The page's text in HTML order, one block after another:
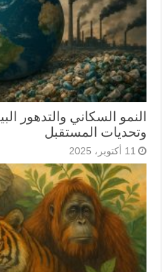
النمو السكاني والتدهور
وتحديات المستقبل
11 أكتوبر، 2025